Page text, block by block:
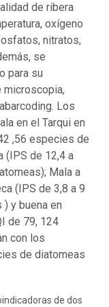
de ribera
oxígeno
nitratos,
se
para su
microscopia,
Los
en el Tarqui en
,56 especies de
(IPS de 12,4 a
Mala a
(IPS de 3,8 a 9
y buena en
de 79, 124
con los
de diatomeas
de dos